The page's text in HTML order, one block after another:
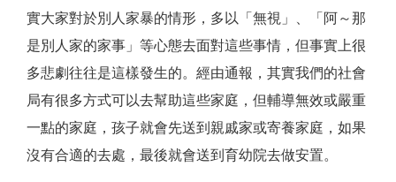
實大家對於別人家暴的情形，多以「無視」、「阿～那
是別人家的家事」等心態去面對這些事情，但事實上很
多悲劇往往是這樣發生的。經由通報，其實我們的社會
局有很多方式可以去幫助這些家庭，但輔導無效或嚴重
一點的家庭，孩子就會先送到親戚家或寄養家庭，如果
沒有合適的去處，最後就會送到育幼院去做安置。